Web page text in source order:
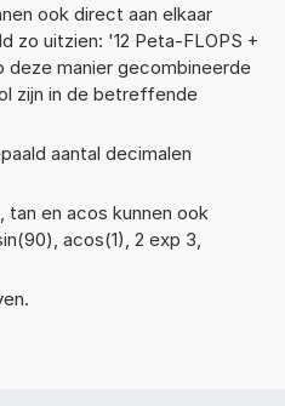
ook direct aan elkaar
zo uitzien: '12 Peta-FLOPS +
manier gecombineerde
zijn in de betreffende
aantal decimalen
en acos kunnen ook
acos(1), 2 exp 3,